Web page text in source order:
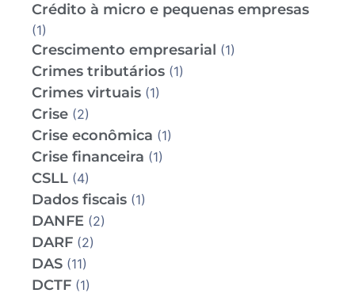
Crédito à micro e pequenas empresas
(1)
Crescimento empresarial (1)
Crimes tributários (1)
Crimes virtuais (1)
Crise (2)
Crise econômica (1)
Crise financeira (1)
CSLL (4)
Dados fiscais (1)
DANFE (2)
DARF (2)
DAS (11)
DCTF (1)